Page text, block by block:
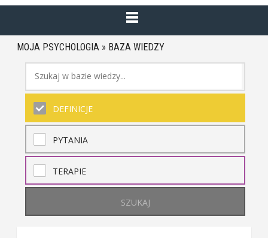
MOJA PSYCHOLOGIA » BAZA WIEDZY
DEFINICJE
PYTANIA
TERAPIE
SZUKAJ